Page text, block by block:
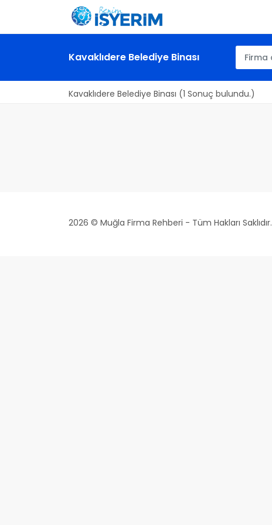
Kavaklıdere Belediye Binası
Kavaklıdere Belediye Binası (1 Sonuç bulundu.)
2026 © Muğla Firma Rehberi - Tüm Hakları Saklıdır.